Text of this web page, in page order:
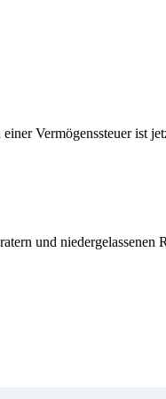
Vermögenssteuer ist
und niedergelassenen